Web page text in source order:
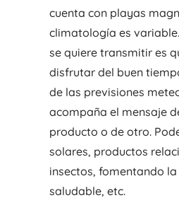
cuenta con playas
climatología es
se quiere transmitir es
disfrutar del buen
de las previsiones
acompaña el mensaje
producto o de otro.
solares, productos
insectos, fomentando
saludable, etc.